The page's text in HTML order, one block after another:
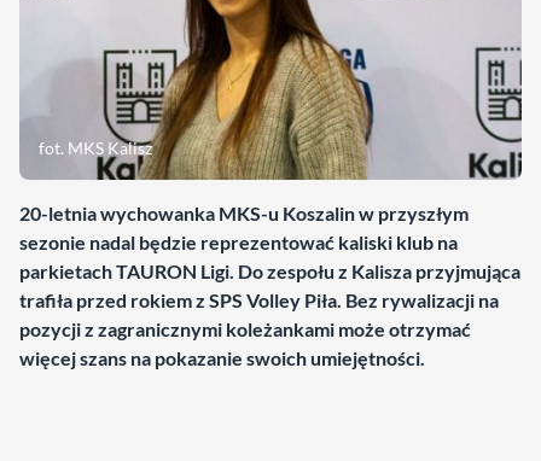
fot. MKS Kalisz
20-letnia wychowanka MKS-u Koszalin w przyszłym
sezonie nadal będzie reprezentować kaliski klub na
parkietach TAURON Ligi. Do zespołu z Kalisza przyjmująca
trafiła przed rokiem z SPS Volley Piła. Bez rywalizacji na
pozycji z zagranicznymi koleżankami może otrzymać
więcej szans na pokazanie swoich umiejętności.